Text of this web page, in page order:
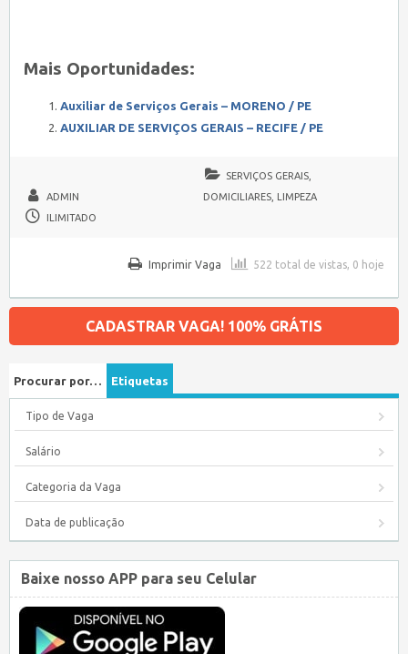
Mais Oportunidades:
Auxiliar de Serviços Gerais – MORENO / PE
AUXILIAR DE SERVIÇOS GERAIS – RECIFE / PE
ADMIN
SERVIÇOS GERAIS,
DOMICILIARES, LIMPEZA
ILIMITADO
522 total de vistas, 0 hoje
Imprimir Vaga
CADASTRAR VAGA! 100% GRÁTIS
Procurar por… Etiquetas
Tipo de Vaga
Salário
Categoria da Vaga
Data de publicação
Baixe nosso APP para seu Celular